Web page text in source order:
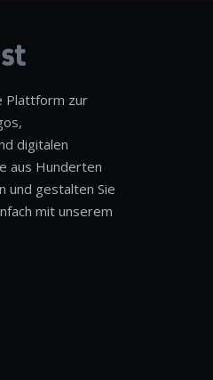
Plattform zur
digitalen
aus Hunderten
und gestalten Sie
mit unserem